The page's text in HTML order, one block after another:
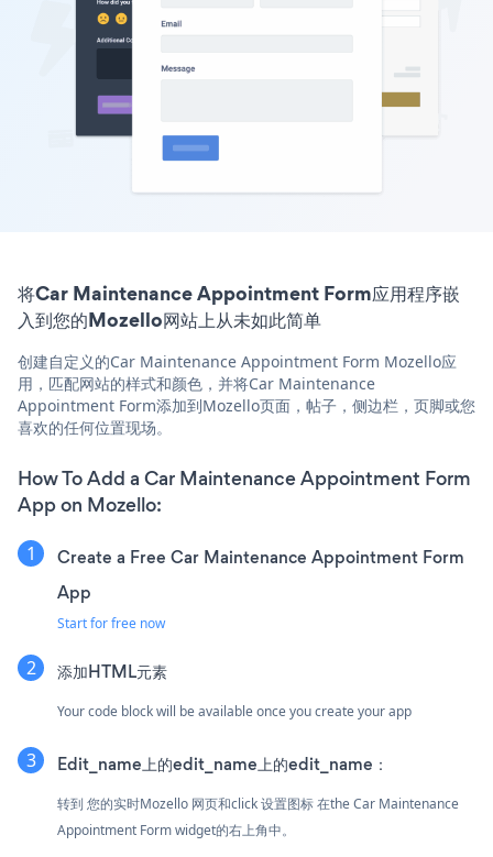
将Car Maintenance Appointment Form应用程序嵌
入到您的Mozello网站上从未如此简单
创建自定义的Car Maintenance Appointment Form Mozello应
用，匹配网站的样式和颜色，并将Car Maintenance
Appointment Form添加到Mozello页面，帖子，侧边栏，页脚或您
喜欢的任何位置现场。
How To Add a Car Maintenance Appointment Form
App on Mozello:
Create a Free Car Maintenance Appointment Form
App
Start for free now
添加HTML元素
Your code block will be available once you create your app
Edit_name上的edit_name上的edit_name：
转到 您的实时Mozello 网页和click 设置图标在the Car Maintenance
Appointment Form widget的右上角中。